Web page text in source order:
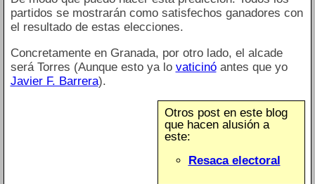
partidos se mostrarán como satisfechos ganadores con
el resultado de estas elecciones.
Concretamente en Granada, por otro lado, el alcade
será Torres (Aunque esto ya lo vaticinóantes que yo
Javier F. Barrera).
Otros post en este blog
que hacen alusión a
este:
Resaca electoral